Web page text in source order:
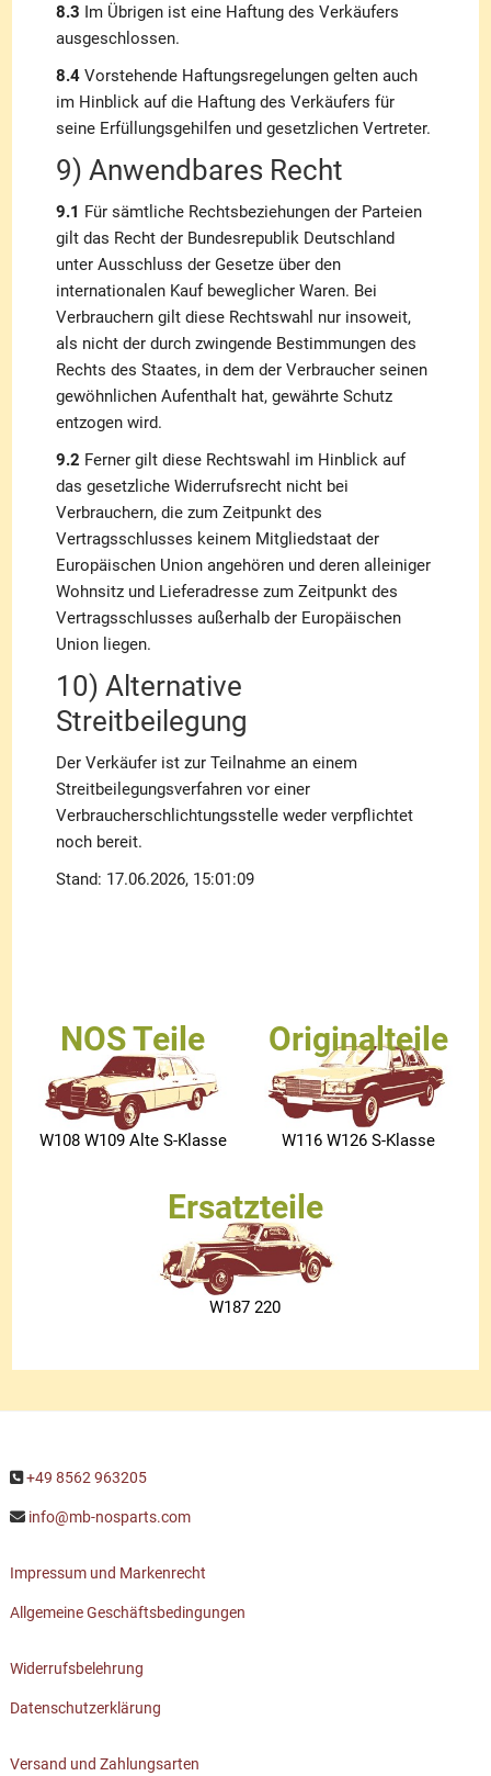
8.3 Im Übrigen ist eine Haftung des Verkäufers
ausgeschlossen.
8.4 Vorstehende Haftungsregelungen gelten auch
im Hinblick auf die Haftung des Verkäufers für
seine Erfüllungsgehilfen und gesetzlichen Vertreter.
9) Anwendbares Recht
9.1 Für sämtliche Rechtsbeziehungen der Parteien
gilt das Recht der Bundesrepublik Deutschland
unter Ausschluss der Gesetze über den
internationalen Kauf beweglicher Waren. Bei
Verbrauchern gilt diese Rechtswahl nur insoweit,
als nicht der durch zwingende Bestimmungen des
Rechts des Staates, in dem der Verbraucher seinen
gewöhnlichen Aufenthalt hat, gewährte Schutz
entzogen wird.
9.2 Ferner gilt diese Rechtswahl im Hinblick auf
das gesetzliche Widerrufsrecht nicht bei
Verbrauchern, die zum Zeitpunkt des
Vertragsschlusses keinem Mitgliedstaat der
Europäischen Union angehören und deren alleiniger
Wohnsitz und Lieferadresse zum Zeitpunkt des
Vertragsschlusses außerhalb der Europäischen
Union liegen.
10) Alternative
Streitbeilegung
Der Verkäufer ist zur Teilnahme an einem
Streitbeilegungsverfahren vor einer
Verbraucherschlichtungsstelle weder verpflichtet
noch bereit.
Stand: 17.06.2026, 15:01:09
NOS Teile
W108 W109 Alte S-Klasse
Originalteile
W116 W126 S-Klasse
Ersatzteile
W187 220
+49 8562 963205
info@mb-nosparts.com
Impressum und Markenrecht
Allgemeine Geschäftsbedingungen
Widerrufsbelehrung
Datenschutzerklärung
Versand und Zahlungsarten